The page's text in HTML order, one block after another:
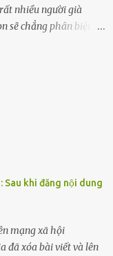
nhiều người già
sẽ chẳng phân biệt
nghe lời, cảnh sát
nguy hiểm. Trẻ con
dù có phạm sai
người lớn tuổi
Sau khi đăng nội dung
mạng xã hội
đã xóa bài viết và lên